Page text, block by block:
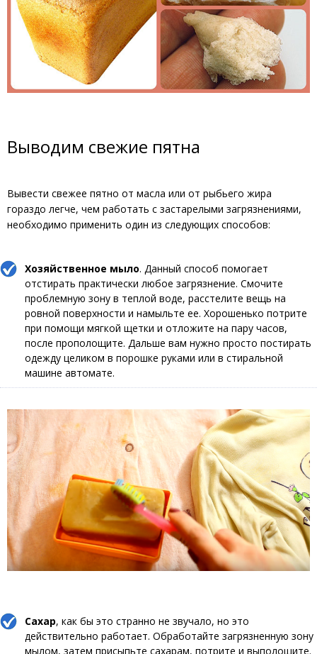
Выводим свежие пятна
Вывести свежее пятно от масла или от рыбьего жира
гораздо легче, чем работать с застарелыми загрязнениями,
необходимо применить один из следующих способов:
Хозяйственное мыло. Данный способ помогает
отстирать практически любое загрязнение. Смочите
проблемную зону в теплой воде, расстелите вещь на
ровной поверхности и намыльте ее. Хорошенько потрите
при помощи мягкой щетки и отложите на пару часов,
после прополощите. Дальше вам нужно просто постирать
одежду целиком в порошке руками или в стиральной
машине автомате.
Сахар, как бы это странно не звучало, но это
действительно работает. Обработайте загрязненную зону
мылом, затем присыпьте сахарам, потрите и выполощите.